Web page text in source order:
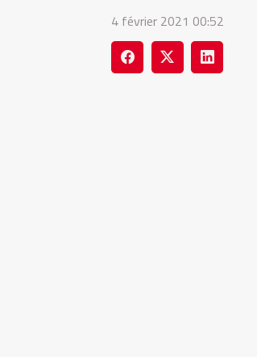
4 février 2021 00:52